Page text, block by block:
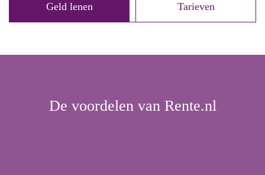
Geld lenen Tarieven
De voordelen van Rente.nl